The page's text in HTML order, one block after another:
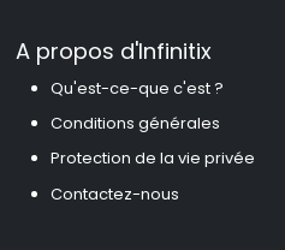
A propos d'Infinitix
Qu'est-ce-que c'est ?
Conditions générales
Protection de la vie privée
Contactez-nous